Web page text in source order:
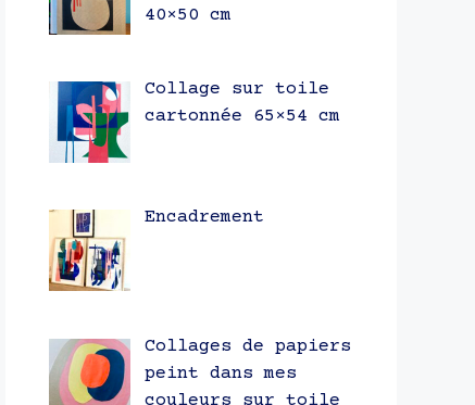
40×50 cm
Collage sur toile
cartonnée 65×54 cm
Encadrement
Collages de papiers
peint dans mes
couleurs sur toile